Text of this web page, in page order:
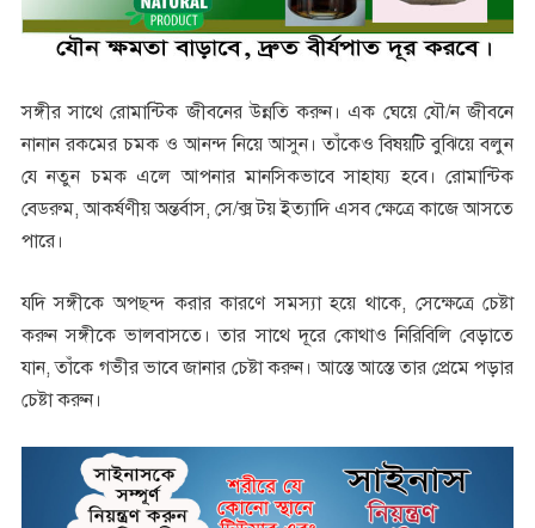
সঙ্গীর সাথে রোমান্টিক জীবনের উন্নতি করুন। এক ঘেয়ে যৌ/ন জীবনে
নানান রকমের চমক ও আনন্দ নিয়ে আসুন। তাঁকেও বিষয়টি বুঝিয়ে বলুন
যে নতুন চমক এলে আপনার মানসিকভাবে সাহায্য হবে। রোমান্টিক
বেডরুম, আকর্ষণীয় অন্তর্বাস, সে/ক্স টয় ইত্যাদি এসব ক্ষেত্রে কাজে আসতে
পারে।
যদি সঙ্গীকে অপছন্দ করার কারণে সমস্যা হয়ে থাকে, সেক্ষেত্রে চেষ্টা
করুন সঙ্গীকে ভালবাসতে। তার সাথে দূরে কোথাও নিরিবিলি বেড়াতে
যান, তাঁকে গভীর ভাবে জানার চেষ্টা করুন। আস্তে আস্তে তার প্রেমে পড়ার
চেষ্টা করুন।